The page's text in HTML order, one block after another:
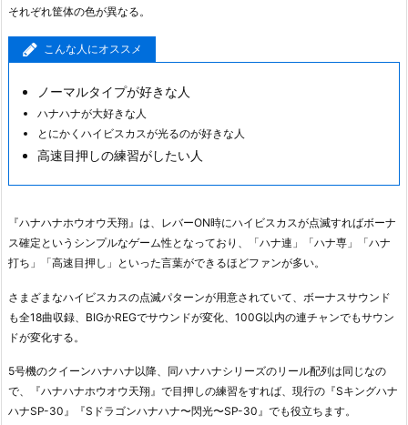
それぞれ筐体の色が異なる。
こんな人にオススメ
ノーマルタイプが好きな人
ハナハナが大好きな人
とにかくハイビスカスが光るのが好きな人
高速目押しの練習がしたい人
『ハナハナホウオウ天翔』は、レバーON時にハイビスカスが点滅すればボーナ
ス確定というシンプルなゲーム性となっており、「ハナ連」「ハナ専」「ハナ
打ち」「高速目押し」といった言葉ができるほどファンが多い。
さまざまなハイビスカスの点滅パターンが用意されていて、ボーナスサウンド
も全18曲収録、BIGかREGでサウンドが変化、100G以内の連チャンでもサウン
ドが変化する。
5号機のクイーンハナハナ以降、同ハナハナシリーズのリール配列は同じなの
で、『ハナハナホウオウ天翔』で目押しの練習をすれば、現行の『Sキングハナ
ハナSP-30』『Sドラゴンハナハナ〜閃光〜SP-30』でも役立ちます。